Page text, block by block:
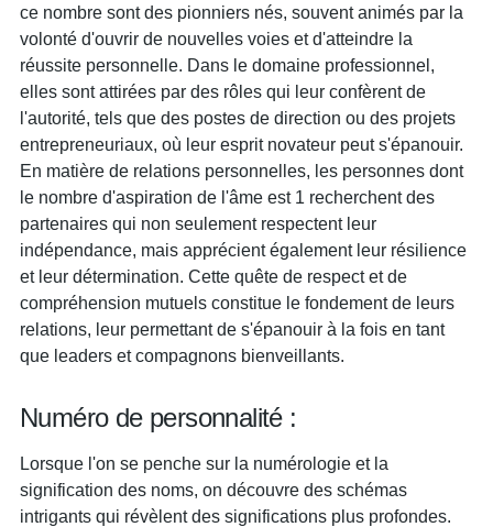
ce nombre sont des pionniers nés, souvent animés par la
volonté d'ouvrir de nouvelles voies et d'atteindre la
réussite personnelle. Dans le domaine professionnel,
elles sont attirées par des rôles qui leur confèrent de
l'autorité, tels que des postes de direction ou des projets
entrepreneuriaux, où leur esprit novateur peut s'épanouir.
En matière de relations personnelles, les personnes dont
le nombre d'aspiration de l'âme est 1 recherchent des
partenaires qui non seulement respectent leur
indépendance, mais apprécient également leur résilience
et leur détermination. Cette quête de respect et de
compréhension mutuels constitue le fondement de leurs
relations, leur permettant de s'épanouir à la fois en tant
que leaders et compagnons bienveillants.
Numéro de personnalité :
Lorsque l'on se penche sur la numérologie et la
signification des noms, on découvre des schémas
intrigants qui révèlent des significations plus profondes.